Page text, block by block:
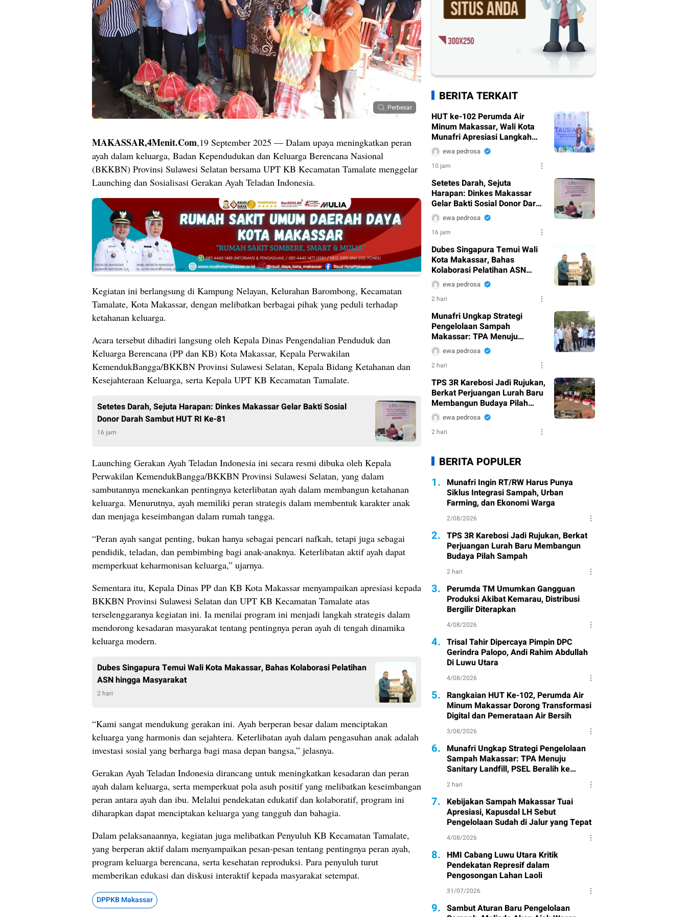
Perbesar
MAKASSAR,4Menit.Com,19 September 2025 — Dalam upaya meningkatkan peran
ayah dalam keluarga, Badan Kependudukan dan Keluarga Berencana Nasional
(BKKBN) Provinsi Sulawesi Selatan bersama UPT KB Kecamatan Tamalate menggelar
Launching dan Sosialisasi Gerakan Ayah Teladan Indonesia.
Kegiatan ini berlangsung di Kampung Nelayan, Kelurahan Barombong, Kecamatan
Tamalate, Kota Makassar, dengan melibatkan berbagai pihak yang peduli terhadap
ketahanan keluarga.
Acara tersebut dihadiri langsung oleh Kepala Dinas Pengendalian Penduduk dan
Keluarga Berencana (PP dan KB) Kota Makassar, Kepala Perwakilan
KemendukBangga/BKKBN Provinsi Sulawesi Selatan, Kepala Bidang Ketahanan dan
Kesejahteraan Keluarga, serta Kepala UPT KB Kecamatan Tamalate.
Setetes Darah, Sejuta Harapan: Dinkes Makassar Gelar Bakti Sosial
Donor Darah Sambut HUT RI Ke-81
16 jam
Launching Gerakan Ayah Teladan Indonesia ini secara resmi dibuka oleh Kepala
Perwakilan KemendukBangga/BKKBN Provinsi Sulawesi Selatan, yang dalam
sambutannya menekankan pentingnya keterlibatan ayah dalam membangun ketahanan
keluarga. Menurutnya, ayah memiliki peran strategis dalam membentuk karakter anak
dan menjaga keseimbangan dalam rumah tangga.
“Peran ayah sangat penting, bukan hanya sebagai pencari nafkah, tetapi juga sebagai
pendidik, teladan, dan pembimbing bagi anak-anaknya. Keterlibatan aktif ayah dapat
memperkuat keharmonisan keluarga,” ujarnya.
Sementara itu, Kepala Dinas PP dan KB Kota Makassar menyampaikan apresiasi kepada
BKKBN Provinsi Sulawesi Selatan dan UPT KB Kecamatan Tamalate atas
terselenggaranya kegiatan ini. Ia menilai program ini menjadi langkah strategis dalam
mendorong kesadaran masyarakat tentang pentingnya peran ayah di tengah dinamika
keluarga modern.
Dubes Singapura Temui Wali Kota Makassar, Bahas Kolaborasi Pelatihan
ASN hingga Masyarakat
2 hari
“Kami sangat mendukung gerakan ini. Ayah berperan besar dalam menciptakan
keluarga yang harmonis dan sejahtera. Keterlibatan ayah dalam pengasuhan anak adalah
investasi sosial yang berharga bagi masa depan bangsa,” jelasnya.
Gerakan Ayah Teladan Indonesia dirancang untuk meningkatkan kesadaran dan peran
ayah dalam keluarga, serta memperkuat pola asuh positif yang melibatkan keseimbangan
peran antara ayah dan ibu. Melalui pendekatan edukatif dan kolaboratif, program ini
diharapkan dapat menciptakan keluarga yang tangguh dan bahagia.
Dalam pelaksanaannya, kegiatan juga melibatkan Penyuluh KB Kecamatan Tamalate,
yang berperan aktif dalam menyampaikan pesan-pesan tentang pentingnya peran ayah,
program keluarga berencana, serta kesehatan reproduksi. Para penyuluh turut
memberikan edukasi dan diskusi interaktif kepada masyarakat setempat.
DPPKB Makassar
BERITA TERKAIT
HUT ke-102 Perumda Air
Minum Makassar, Wali Kota
Munafri Apresiasi Langkah
Pembenahan Pelayanan
ewa pedrosa
10 jam
Setetes Darah, Sejuta
Harapan: Dinkes Makassar
Gelar Bakti Sosial Donor Darah
Sambut HUT RI Ke-81
ewa pedrosa
16 jam
Dubes Singapura Temui Wali
Kota Makassar, Bahas
Kolaborasi Pelatihan ASN
hingga Masyarakat
ewa pedrosa
2 hari
Munafri Ungkap Strategi
Pengelolaan Sampah
Makassar: TPA Menuju
Sanitary Landfill, PSEL Beralih
ke Perpres 109
ewa pedrosa
2 hari
TPS 3R Karebosi Jadi Rujukan,
Berkat Perjuangan Lurah Baru
Membangun Budaya Pilah
Sampah
ewa pedrosa
2 hari
BERITA POPULER
1. Munafri Ingin RT/RW Harus Punya
Siklus Integrasi Sampah, Urban
Farming, dan Ekonomi Warga
2/08/2026
2. TPS 3R Karebosi Jadi Rujukan, Berkat
Perjuangan Lurah Baru Membangun
Budaya Pilah Sampah
2 hari
3. Perumda TM Umumkan Gangguan
Produksi Akibat Kemarau, Distribusi
Bergilir Diterapkan
4/08/2026
4. Trisal Tahir Dipercaya Pimpin DPC
Gerindra Palopo, Andi Rahim Abdullah
Di Luwu Utara
4/08/2026
5. Rangkaian HUT Ke-102, Perumda Air
Minum Makassar Dorong Transformasi
Digital dan Pemerataan Air Bersih
3/08/2026
6. Munafri Ungkap Strategi Pengelolaan
Sampah Makassar: TPA Menuju
Sanitary Landfill, PSEL Beralih ke
Perpres 109
2 hari
7. Kebijakan Sampah Makassar Tuai
Apresiasi, Kapusdal LH Sebut
Pengelolaan Sudah di Jalur yang Tepat
4/08/2026
8. HMI Cabang Luwu Utara Kritik
Pendekatan Represif dalam
Pengosongan Lahan Laoli
31/07/2026
9. Sambut Aturan Baru Pengelolaan